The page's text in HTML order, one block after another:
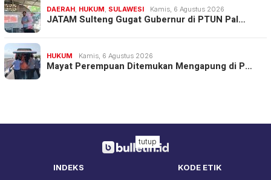
DAERAH, HUKUM, SULAWESI Kamis, 6 Agustus 2026
JATAM Sulteng Gugat Gubernur di PTUN Pal…
HUKUM Kamis, 6 Agustus 2026
Mayat Perempuan Ditemukan Mengapung di P…
INDEKS
KODE ETIK
tutup